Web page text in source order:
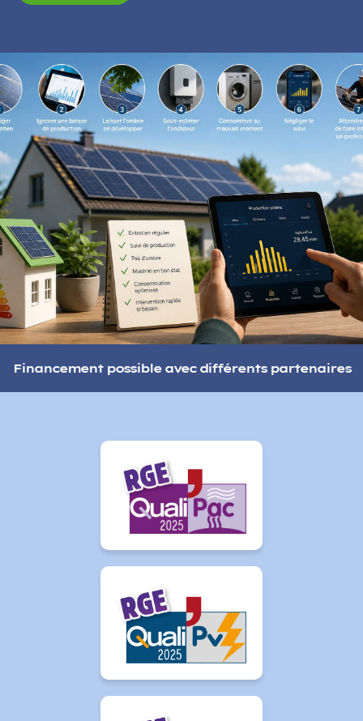
Lire la suite ici
Financement possible avec différents partenaires